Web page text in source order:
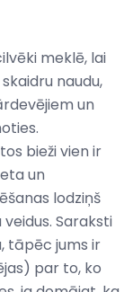
meklē, lai
naudu,
un
bieži vien ir
un
lodziņš
Saraksti
tāpēc jums ir
par to, ko